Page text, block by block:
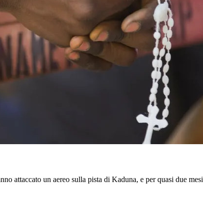
attaccato un aereo sulla pista di Kaduna, e per quasi due mesi